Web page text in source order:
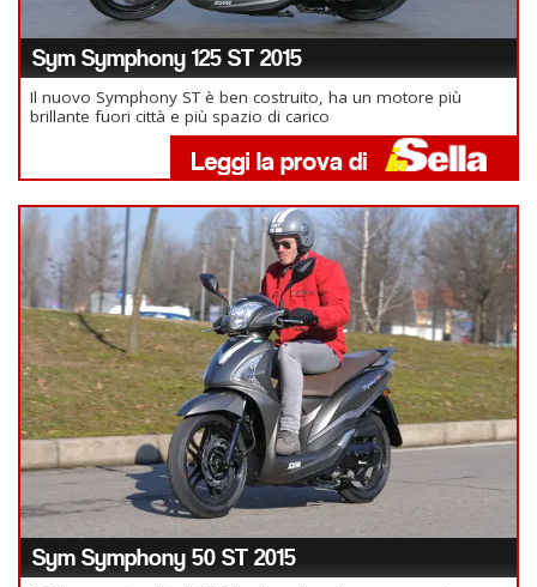
Sym Symphony 125 ST 2015
Il nuovo Symphony ST è ben costruito, ha un motore più
brillante fuori città e più spazio di carico
Sym Symphony 50 ST 2015